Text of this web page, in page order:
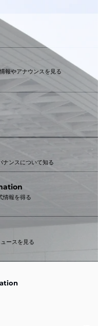
報やアナウンスを見る
ナンスについて知る
情報を得る
ュースを見る